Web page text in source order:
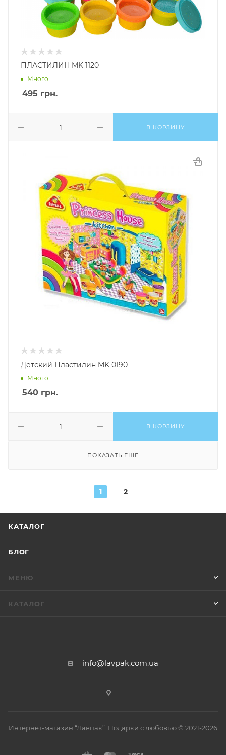
ПЛАСТИЛИН MK 1120
Много
495 грн.
В КОРЗИНУ
Детский Пластилин MK 0190
Много
540 грн.
В КОРЗИНУ
ПОКАЗАТЬ ЕЩЕ
1 2
КАТАЛОГ
БЛОГ
МЕНЮ
КАТАЛОГ
info@lavpak.com.ua
Интернет-магазин “Лавпак”. Подарки с любовью © 2021-2026